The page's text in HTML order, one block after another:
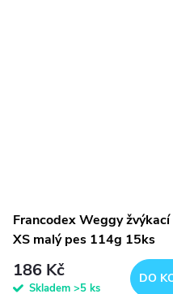
Francodex Weggy
XS malý pes 114g 15ks
186 Kč
Skladem >5 ks
DO